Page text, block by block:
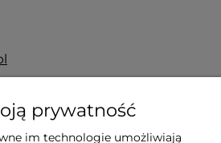
prywatność
im technologie umożliwiają